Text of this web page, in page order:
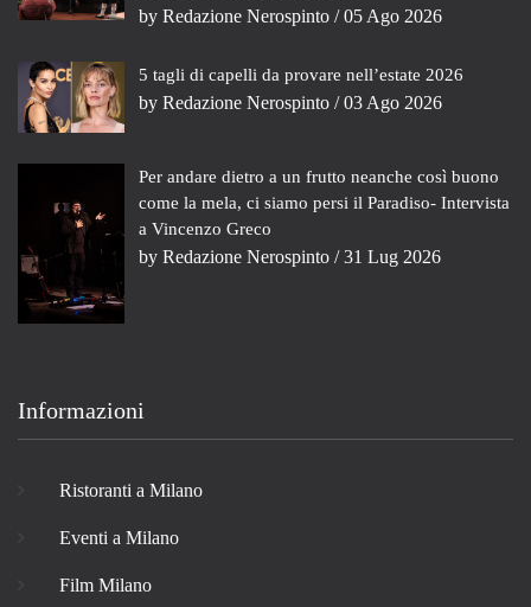
by Redazione Nerospinto / 05 Ago 2026
5 tagli di capelli da provare nell’estate 2026
by Redazione Nerospinto / 03 Ago 2026
Per andare dietro a un frutto neanche così buono
come la mela, ci siamo persi il Paradiso- Intervista
a Vincenzo Greco
by Redazione Nerospinto / 31 Lug 2026
Informazioni
Ristoranti a Milano
Eventi a Milano
Film Milano